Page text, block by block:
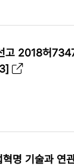
고 2018허
명 기술과 연